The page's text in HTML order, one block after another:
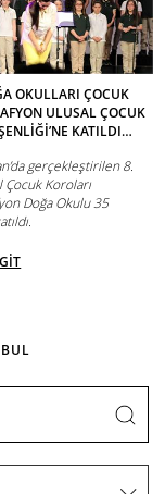
OKULLARI ÇOCUK
ULUSAL ÇOCUK
KATILDI…
gerçekleştirilen 8.
Koroları
Doğa Okulu 35